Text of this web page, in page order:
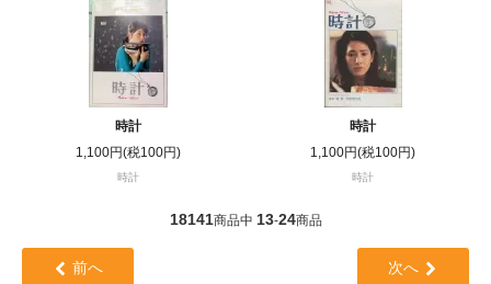
時計
1,100円(税100円)
時計
時計
1,100円(税100円)
時計
18141商品中 13-24商品
前へ 次へ